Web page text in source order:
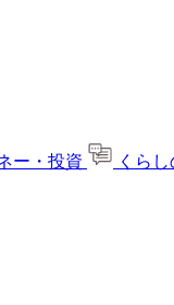
ー・投資 くら